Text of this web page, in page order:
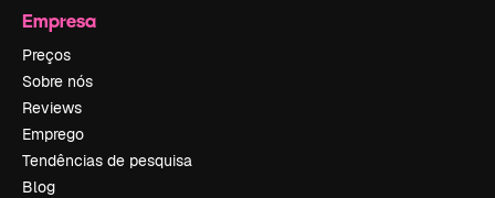
Empresa
Preços
Sobre nós
Reviews
Emprego
Tendências de pesquisa
Blog